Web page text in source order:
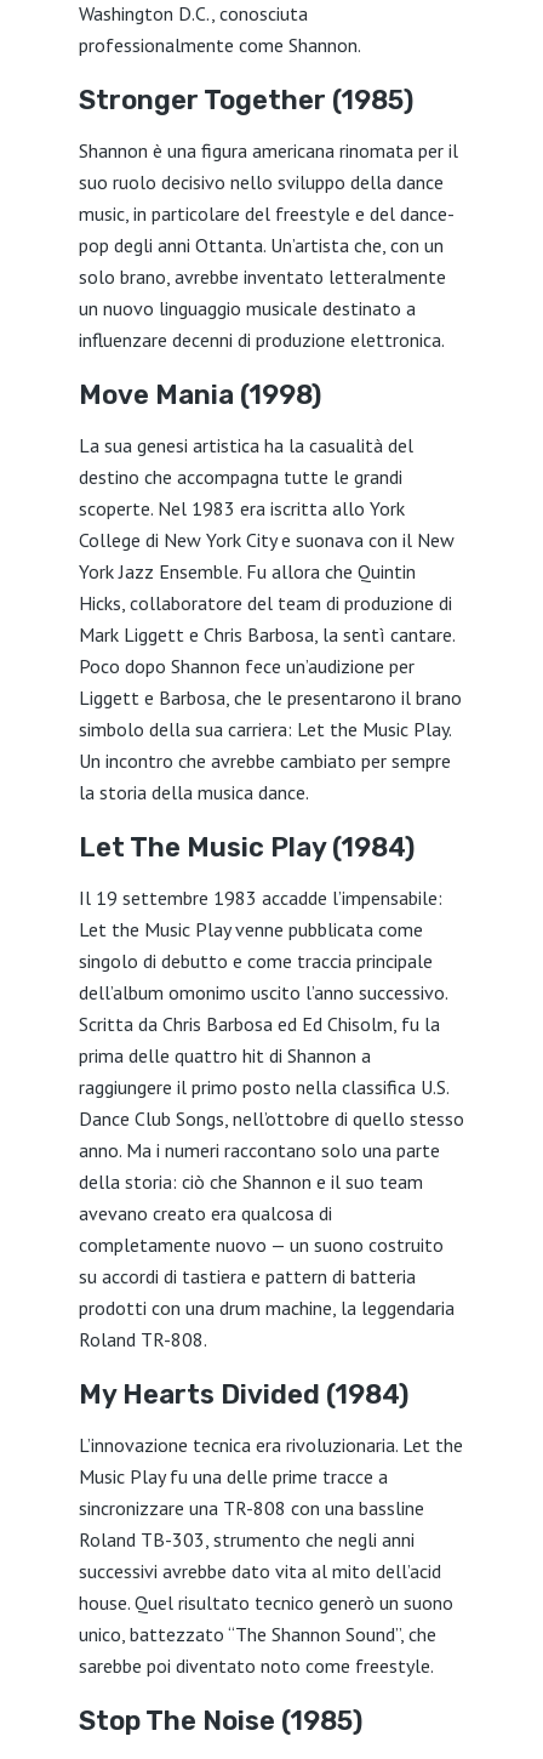
Washington D.C., conosciuta
professionalmente come Shannon.
Stronger Together (1985)
Shannon è una figura americana rinomata per il
suo ruolo decisivo nello sviluppo della dance
music, in particolare del freestyle e del dance-
pop degli anni Ottanta. Un’artista che, con un
solo brano, avrebbe inventato letteralmente
un nuovo linguaggio musicale destinato a
influenzare decenni di produzione elettronica.
Move Mania (1998)
La sua genesi artistica ha la casualità del
destino che accompagna tutte le grandi
scoperte. Nel 1983 era iscritta allo York
College di New York City e suonava con il New
York Jazz Ensemble. Fu allora che Quintin
Hicks, collaboratore del team di produzione di
Mark Liggett e Chris Barbosa, la sentì cantare.
Poco dopo Shannon fece un’audizione per
Liggett e Barbosa, che le presentarono il brano
simbolo della sua carriera: Let the Music Play.
Un incontro che avrebbe cambiato per sempre
la storia della musica dance.
Let The Music Play (1984)
Il 19 settembre 1983 accadde l’impensabile:
Let the Music Play venne pubblicata come
singolo di debutto e come traccia principale
dell’album omonimo uscito l’anno successivo.
Scritta da Chris Barbosa ed Ed Chisolm, fu la
prima delle quattro hit di Shannon a
raggiungere il primo posto nella classifica U.S.
Dance Club Songs, nell’ottobre di quello stesso
anno. Ma i numeri raccontano solo una parte
della storia: ciò che Shannon e il suo team
avevano creato era qualcosa di
completamente nuovo — un suono costruito
su accordi di tastiera e pattern di batteria
prodotti con una drum machine, la leggendaria
Roland TR-808.
My Hearts Divided (1984)
L’innovazione tecnica era rivoluzionaria. Let the
Music Play fu una delle prime tracce a
sincronizzare una TR-808 con una bassline
Roland TB-303, strumento che negli anni
successivi avrebbe dato vita al mito dell’acid
house. Quel risultato tecnico generò un suono
unico, battezzato “The Shannon Sound”, che
sarebbe poi diventato noto come freestyle.
Stop The Noise (1985)